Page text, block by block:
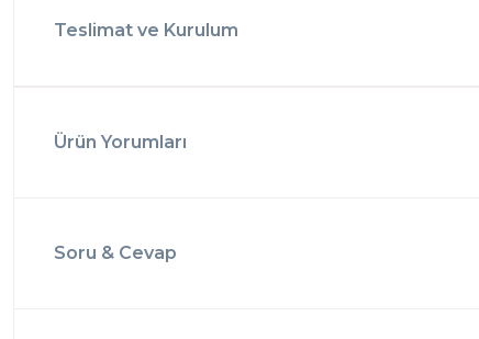
Teslimat ve Kurulum
Ürün Yorumları
Soru & Cevap